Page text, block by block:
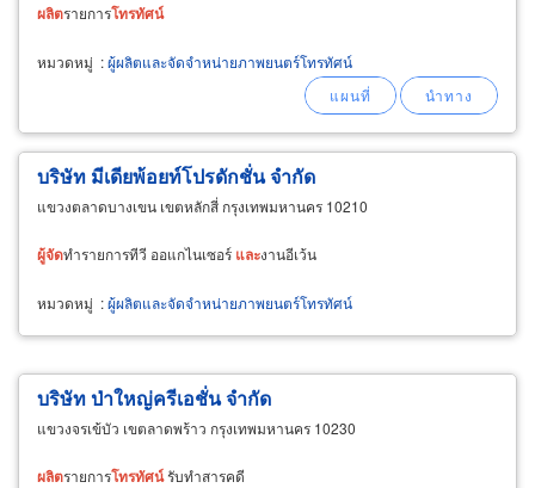
ผลิตรายการโทรทัศน์
หมวดหมู่ :ผู้ผลิตและจัดจำหน่ายภาพยนตร์โทรทัศน์
บริษัท มีเดียพ้อยท์โปรดักชั่น จำกัด
แขวงตลาดบางเขน เขตหลักสี่ กรุงเทพมหานคร 10210
ผู้จัดทำรายการทีวี ออแกไนเซอร์ และงานอีเว้น
หมวดหมู่ :ผู้ผลิตและจัดจำหน่ายภาพยนตร์โทรทัศน์
บริษัท ป่าใหญ่ครีเอชั่น จำกัด
แขวงจรเข้บัว เขตลาดพร้าว กรุงเทพมหานคร 10230
ผลิตรายการโทรทัศน์รับทำสารคดี